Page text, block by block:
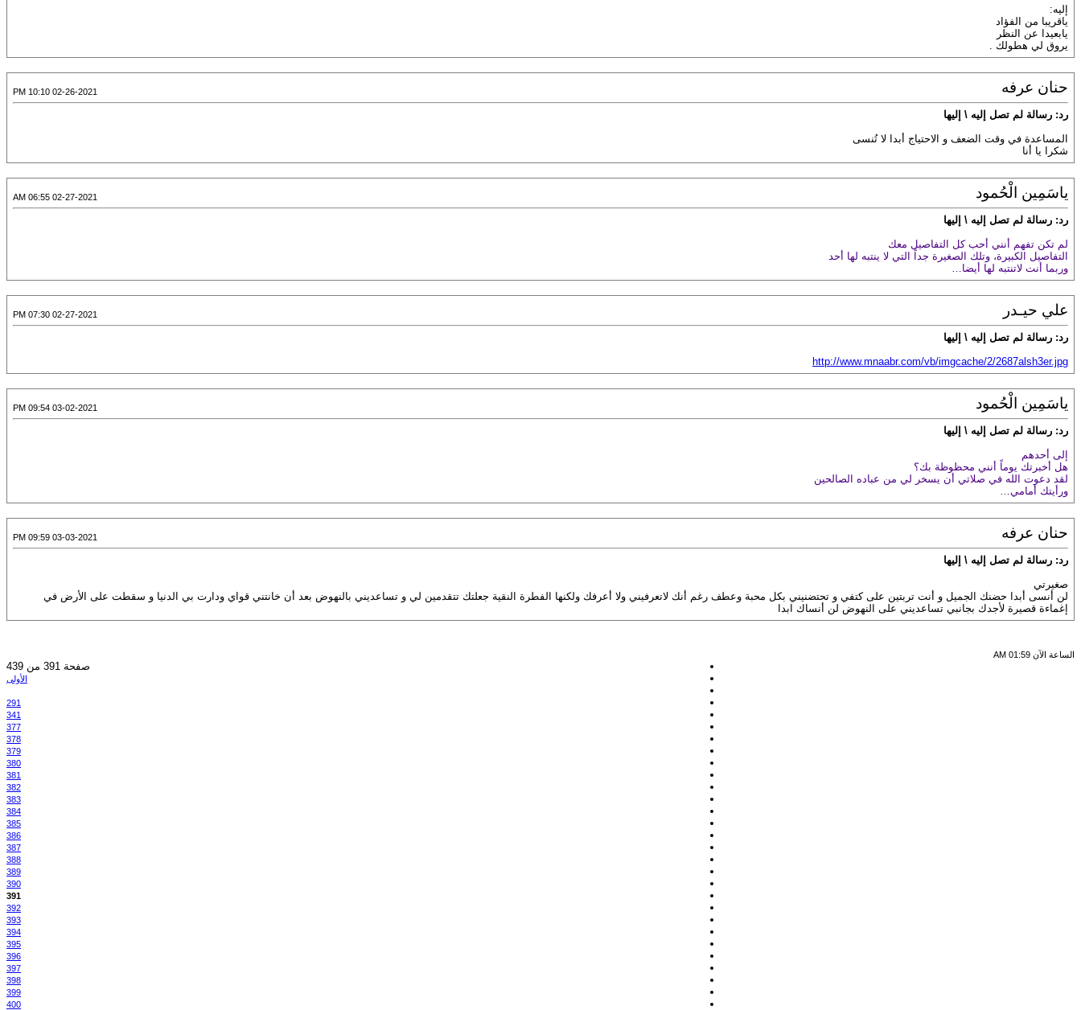
إليه:
ياقريبا من الفؤاد
يابعيدا عن النظر
يروق لي هطولك .
حنان عرفه 02-26-2021 10:10 PM
رد: رسالة لم تصل إليه \ إليها
المساعدة في وقت الضعف و الاحتياج أبدا لا تُنسى
شكرا يا أنا
ياسَمِين الْحُمود 02-27-2021 06:55 AM
رد: رسالة لم تصل إليه \ إليها
لم تكن تفهم أنني أحب كل التفاصيل معك
التفاصيل الكبيرة، وتلك الصغيرة جداً التي لا ينتبه لها أحد
وربما أنت لاتنتبه لها أيضا…
علي حيـدر 02-27-2021 07:30 PM
رد: رسالة لم تصل إليه \ إليها
http://www.mnaabr.com/vb/imgcache/2/2687alsh3er.jpg
ياسَمِين الْحُمود 03-02-2021 09:54 PM
رد: رسالة لم تصل إليه \ إليها
إلى أحدهم
هل أخبرتك يوماً أنني محظوظة بك؟
لقد دعوت الله في صلاتي أن يسخر لي من عباده الصالحين
ورأيتك أمامي…
حنان عرفه 03-03-2021 09:59 PM
رد: رسالة لم تصل إليه \ إليها
صغيرتي
لن أنسى أبدا حضنك الجميل و أنت تربتين على كتفي و تحتضنيني بكل محبة وعطف رغم أنك لاتعرفيني ولا أعرفك ولكنها الفطرة النقية جعلتك تتقدمين لي و تساعديني بالنهوض بعد أن خانتني قواي ودارت بي الدنيا و سقطت على الأرض في
إغماءة قصيرة لأجدك بجانبي تساعديني على النهوض لن أنساك ابدا
الساعة الآن 01:59 AM
صفحة 391 من 439
الأولى
291
341
377
378
379
380
381
382
383
384
385
386
387
388
389
390
391
392
393
394
395
396
397
398
399
400